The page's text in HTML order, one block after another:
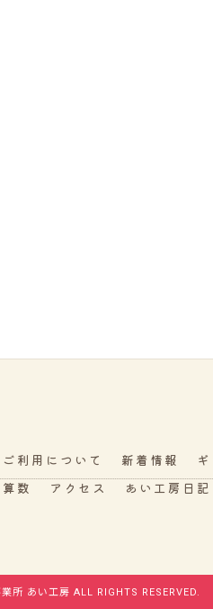
ご利用について 新着情報
算数 アクセス あい工房日記
所 あい工房 ALL RIGHTS RESERVED.